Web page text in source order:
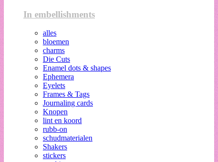
In embellishments
alles
bloemen
charms
Die Cuts
Enamel dots & shapes
Ephemera
Eyelets
Frames & Tags
Journaling cards
Knopen
lint en koord
rubb-on
schudmaterialen
Shakers
stickers